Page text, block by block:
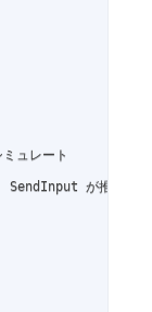
ュレート
SendInput が推奨され